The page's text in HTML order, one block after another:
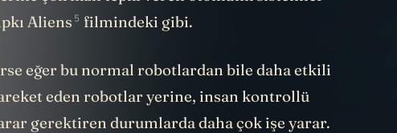
Aliens 5 filmindeki gibi.
eğer bu normal robotlardan bile daha etkili
eden robotlar yerine, insan kontrollü
gerektiren durumlarda daha çok işe yarar.